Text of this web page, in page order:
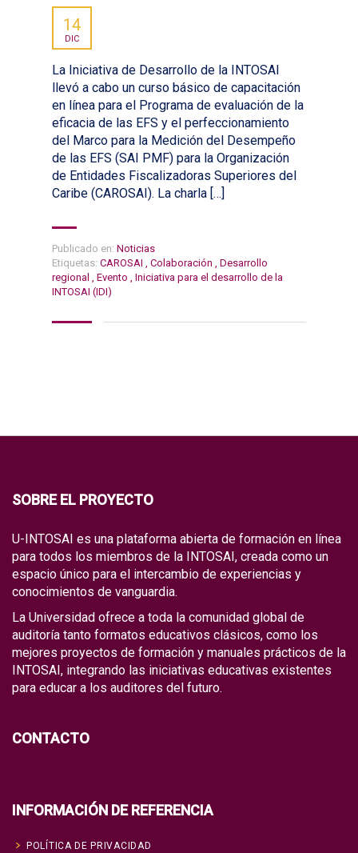
14
DIC
La Iniciativa de Desarrollo de la INTOSAI
llevó a cabo un curso básico de capacitación
en línea para el Programa de evaluación de la
eficacia de las EFS y el perfeccionamiento
del Marco para la Medición del Desempeño
de las EFS (SAI PMF) para la Organización
de Entidades Fiscalizadoras Superiores del
Caribe (CAROSAI). La charla […]
Publicado en: Noticias
Etiquetas: CAROSAI , Colaboración , Desarrollo
regional , Evento , Iniciativa para el desarrollo de la
INTOSAI (IDI)
SOBRE EL PROYECTO
U-INTOSAI es una plataforma abierta de formación en línea
para todos los miembros de la INTOSAI, creada como un
espacio único para el intercambio de experiencias y
conocimientos de vanguardia.
La Universidad ofrece a toda la comunidad global de
auditoría tanto formatos educativos clásicos, como los
mejores proyectos de formación y manuales prácticos de la
INTOSAI, integrando las iniciativas educativas existentes
para educar a los auditores del futuro.
CONTACTO
INFORMACIÓN DE REFERENCIA
POLÍTICA DE PRIVACIDAD